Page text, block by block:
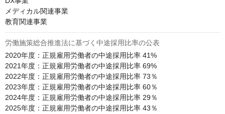
メディカル関連事業
教育関連事業
労働施策総合推進法に基づく中途採用比率の公表
2020年度：正規雇用労働者の中途採用比率 41%
2021年度：正規雇用労働者の中途採用比率 69%
2022年度：正規雇用労働者の中途採用比率 73％
2023年度：正規雇用労働者の中途採用比率 60％
2024年度：正規雇用労働者の中途採用比率 29％
2025年度：正規雇用労働者の中途採用比率 43％